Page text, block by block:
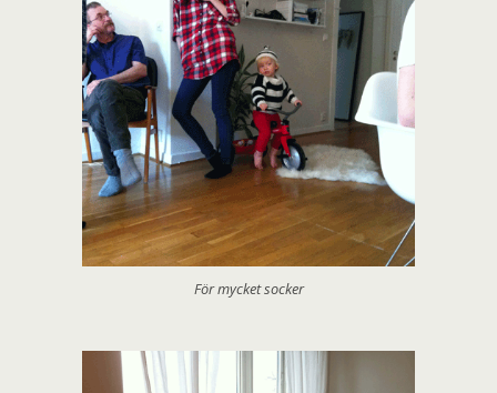
För mycket socker